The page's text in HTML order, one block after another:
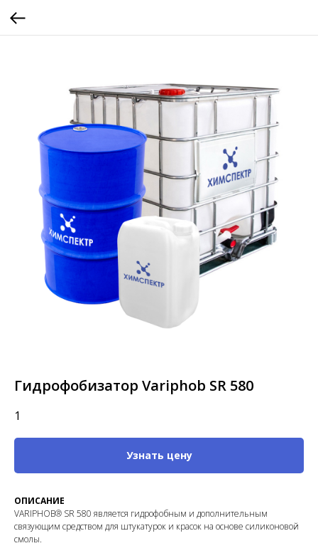
Гидрофобизатор Variphob SR 580
1
Узнать цену
ОПИСАНИЕ
VАRIPHOB® SR 580 является гидрофобным и дополнительным
связующим средством для штукатурок и красок на основе силиконовой
смолы.